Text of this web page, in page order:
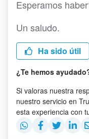
Esperamos
Un saludo.
Ha sido útil
¿Te hemos
Si valoras nuestra
nuestro servicio en
esta experiencia con